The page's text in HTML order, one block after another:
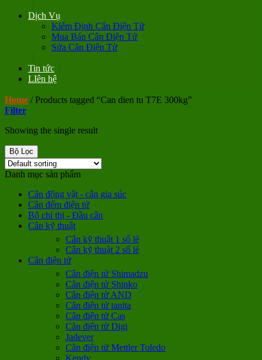
Dịch Vụ
Kiểm Định Cân Điện Tử
Mua Bán Cân Điện Tử
Sửa Cân Điện Tử
Tin tức
LIên hệ
Home /Products tagged “Can dien tu T7E 300kg”
Filter
Showing the single result
Bộ Lọc
Danh mục sản phẩm
Cân động vật - cân gia súc
Cân đếm điện tử
Bộ chỉ thị - Đầu cân
Cân kỹ thuật
Cân kỹ thuật 1 số lẻ
Cân kỹ thuật 2 số lẻ
Cân điện tử
Cân điện tử Shimadzu
Cân điện tử Shinko
Cân điện tử AND
Cân điện tử tanita
Cân điện tử Cas
Cân điện tử Digi
Jadever
Cân điện tử Mettler Toledo
Kendy